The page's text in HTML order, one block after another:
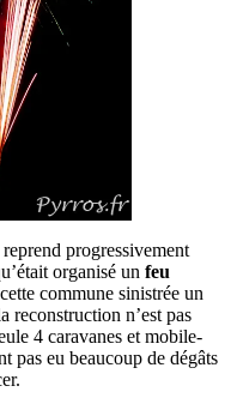
progressivement
organisé un feu
commune sinistrée un
reconstruction n’est pas
4 caravanes et mobile-
pas eu beaucoup de dégâts